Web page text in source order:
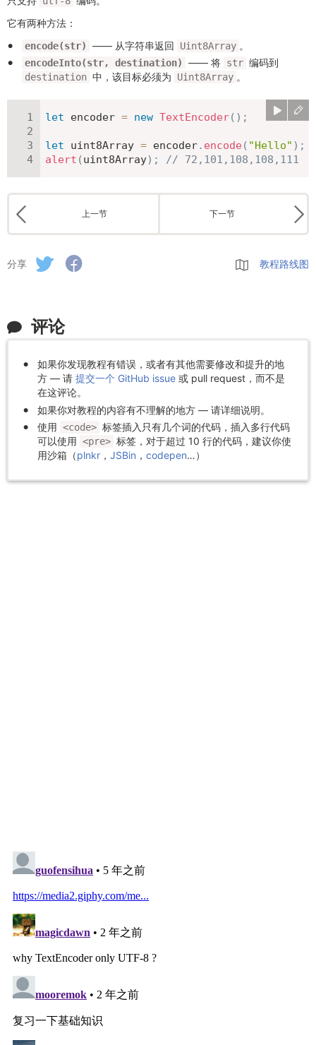
它有两种方法：
encode(str) —— 从字符串返回 Uint8Array 。
encodeInto(str, destination) —— 将 str 编码到
destination 中，该目标必须为 Uint8Array 。
let encoder = new TextEncoder( ) ;
let uint8Array = encoder. encode ( "Hello" ) ;
alert (uint8Array) ; // 72,101,108,108,111
上一节 下一节
分享 教程路线图
评论
如果你发现教程有错误，或者有其他需要修改和提升的地
方 — 请 提交一个 GitHub issue 或 pull request，而不是
在这评论。
如果你对教程的内容有不理解的地方 — 请详细说明。
使用 <code> 标签插入只有几个词的代码，插入多行代码
可以使用 <pre> 标签，对于超过 10 行的代码，建议你使
用沙箱（plnkr ， JSBin ， codepen…）